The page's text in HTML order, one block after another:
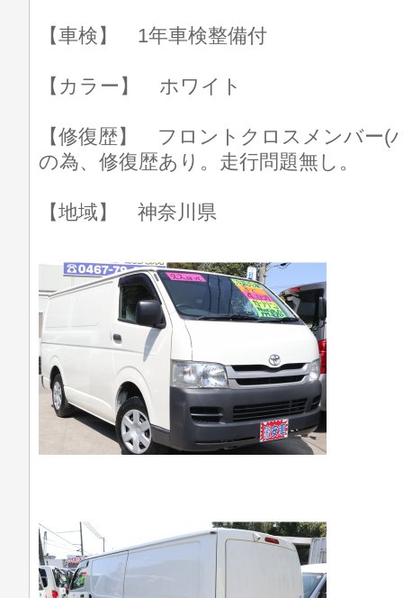
【車検】 1年車検整備付
【カラー】 ホワイト
【修復歴】 フロントクロスメンバー(
の為、修復歴あり。走行問題無し。
【地域】 神奈川県